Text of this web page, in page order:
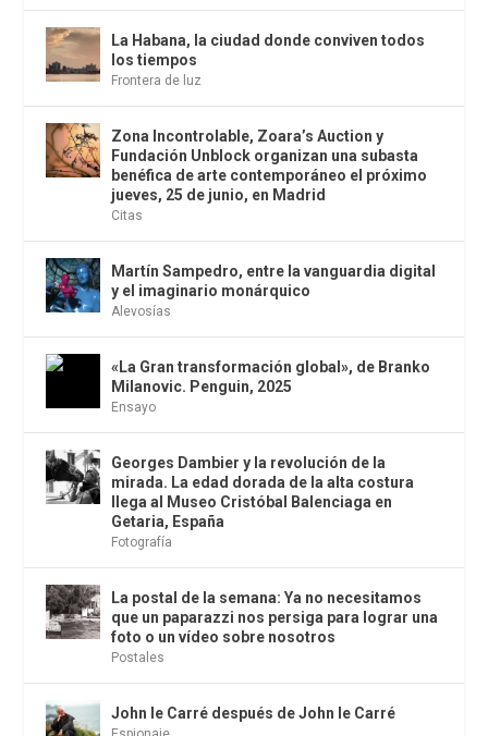
La Habana, la ciudad donde conviven todos
los tiempos
Frontera de luz
Zona Incontrolable, Zoara’s Auction y
Fundación Unblock organizan una subasta
benéfica de arte contemporáneo el próximo
jueves, 25 de junio, en Madrid
Citas
Martín Sampedro, entre la vanguardia digital
y el imaginario monárquico
Alevosías
«La Gran transformación global», de Branko
Milanovic. Penguin, 2025
Ensayo
Georges Dambier y la revolución de la
mirada. La edad dorada de la alta costura
llega al Museo Cristóbal Balenciaga en
Getaria, España
Fotografía
La postal de la semana: Ya no necesitamos
que un paparazzi nos persiga para lograr una
foto o un vídeo sobre nosotros
Postales
John le Carré después de John le Carré